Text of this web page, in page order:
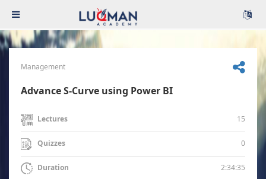
Management
Advance S-Curve using Power BI
Lectures 15
Quizzes 0
Duration 2:34:35